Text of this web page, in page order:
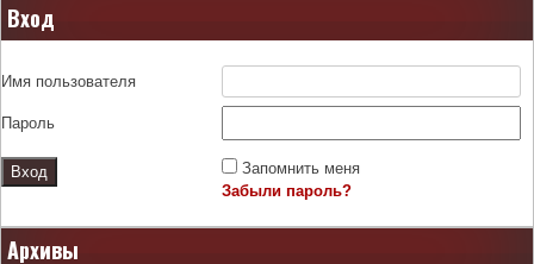
Вход
Имя пользователя
Пароль
Запомнить меня
Забыли пароль?
Архивы